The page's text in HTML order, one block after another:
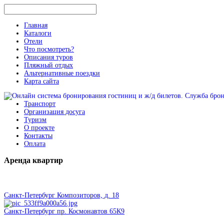
Главная
Каталоги
Отели
Что посмотреть?
Описания туров
Пляжный отдых
Альтернативные поездки
Карта сайта
Транспорт
Организация досуга
Туризм
О проекте
Контакты
Оплата
Аренда квартир
Санкт-Петербург Композиторов, д. 18
Санкт-Петербург пр. Космонавтов 65К9